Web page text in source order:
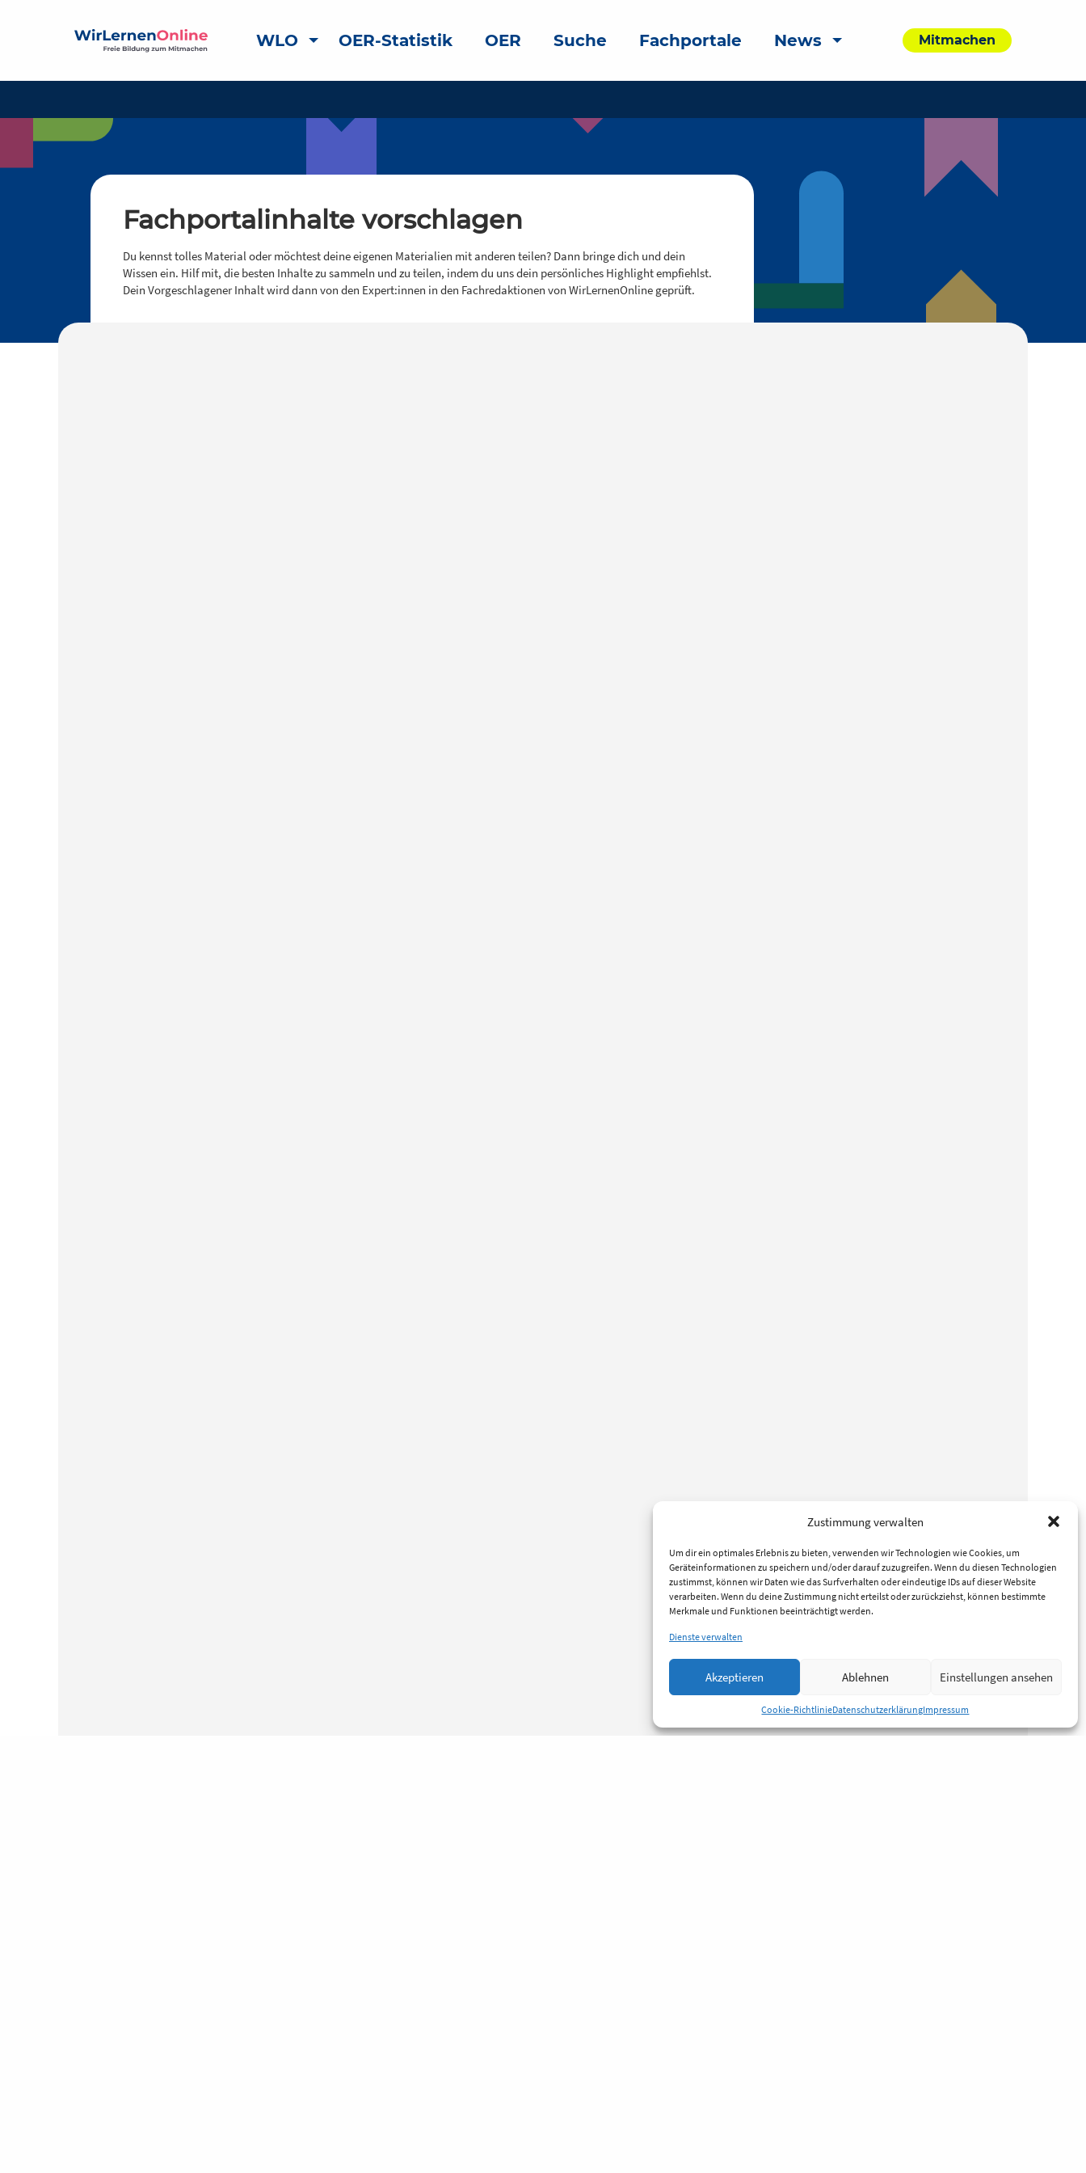
Zustimmung verwalten
Um dir ein optimales Erlebnis zu bieten, verwenden wir Technologien wie Cookies, um
Geräteinformationen zu speichern und/oder darauf zuzugreifen. Wenn du diesen Technologien
zustimmst, können wir Daten wie das Surfverhalten oder eindeutige IDs auf dieser Website
verarbeiten. Wenn du deine Zustimmung nicht erteilst oder zurückziehst, können bestimmte
Merkmale und Funktionen beeinträchtigt werden.
Dienste verwalten
Akzeptieren Ablehnen Einstellungen ansehen
Cookie-RichtlinieDatenschutzerklärungImpressum
WLO OER-Statistik OER Suche Fachportale News Mitmachen
Fachportalinhalte vorschlagen
Du kennst tolles Material oder möchtest deine eigenen Materialien mit anderen teilen? Dann bringe dich und dein
Wissen ein. Hilf mit, die besten Inhalte zu sammeln und zu teilen, indem du uns dein persönliches Highlight empfiehlst.
Dein Vorgeschlagener Inhalt wird dann von den Expert:innen in den Fachredaktionen von WirLernenOnline geprüft.